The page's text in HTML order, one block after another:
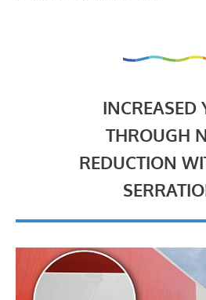
INCREASED
THROUGH
REDUCTION